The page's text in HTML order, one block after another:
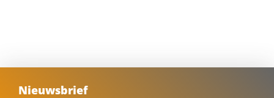
Nieuwsbrief